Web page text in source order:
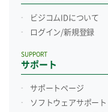
ビジコムIDについて
ログイン/新規登録
サポート
SUPPORT
サポートページ
ソフトウェアサポート